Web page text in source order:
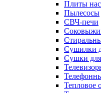
Плиты
Пылесосы
СВЧ-печи
Сушилки
Сушки
Тепловое